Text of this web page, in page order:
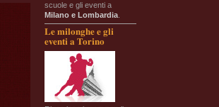
scuole e gli eventi a
Milano e Lombardia
Le milonghe e gli
eventi a Torino